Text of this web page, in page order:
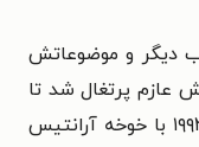
کتاب دیگر و موضوعاتش
عازم پرتغال شد تا
زبان انگلیسی را تدریس کند. در سال ۱۹۹۲ با خوخه آرانتیس